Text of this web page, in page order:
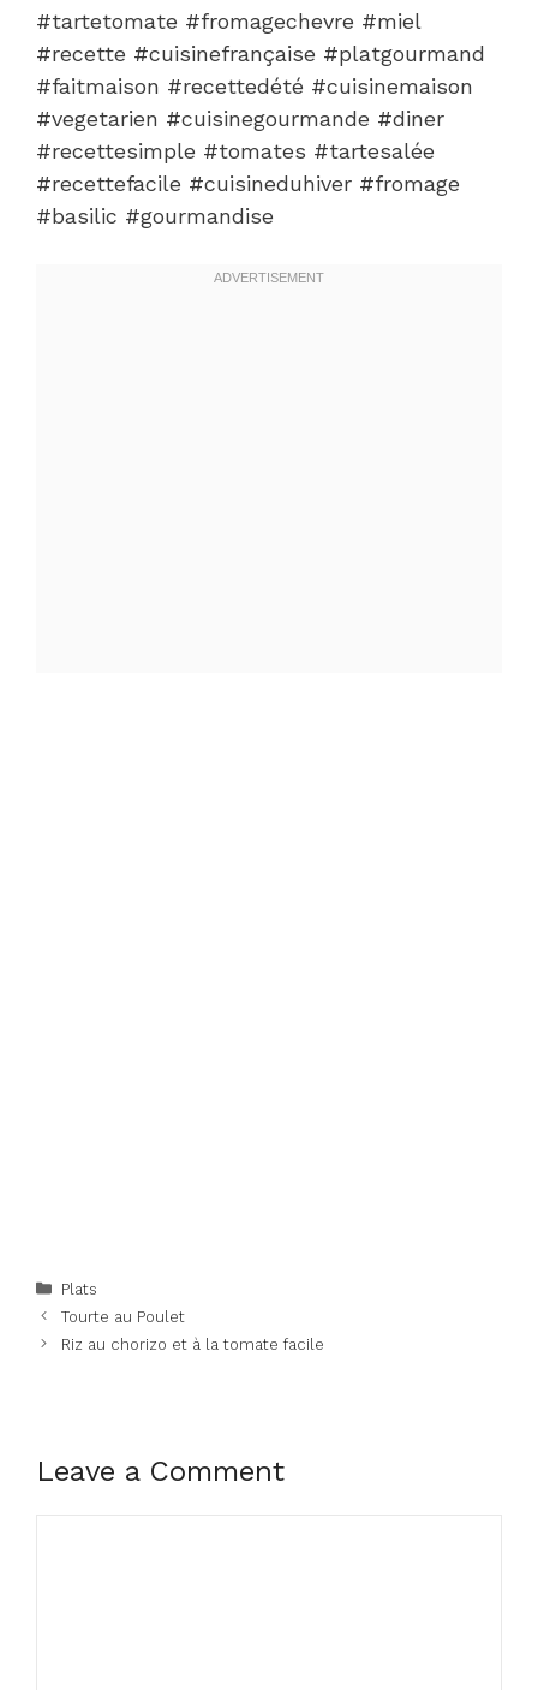
#tartetomate #fromagechevre #miel
#recette #cuisinefrançaise #platgourmand
#faitmaison #recettedété #cuisinemaison
#vegetarien #cuisinegourmande #diner
#recettesimple #tomates #tartesalée
#recettefacile #cuisineduhiver #fromage
#basilic #gourmandise
Categories
Plats
Tourte au Poulet
Riz au chorizo et à la tomate facile
Leave a Comment